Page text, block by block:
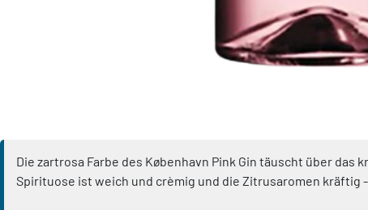
Die zartrosa Farbe des København Pink Gin täuscht über
Spirituose ist weich und crèmig und die Zitrusaromen kräftig